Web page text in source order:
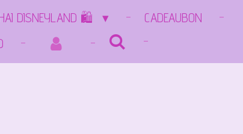
DISNEYLAND 🛍️
CADEAUBON